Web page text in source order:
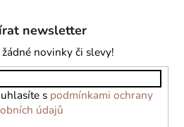
newsletter
novinky či slevy!
s podmínkami ochrany
údajů